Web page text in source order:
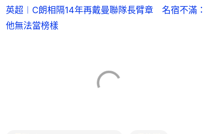
英超︱C朗相隔14年再戴曼聯隊長臂章 名宿不滿：
他無法當榜樣